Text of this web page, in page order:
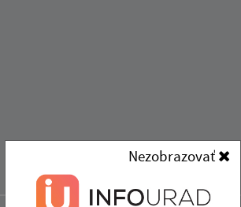
Nezobrazovať